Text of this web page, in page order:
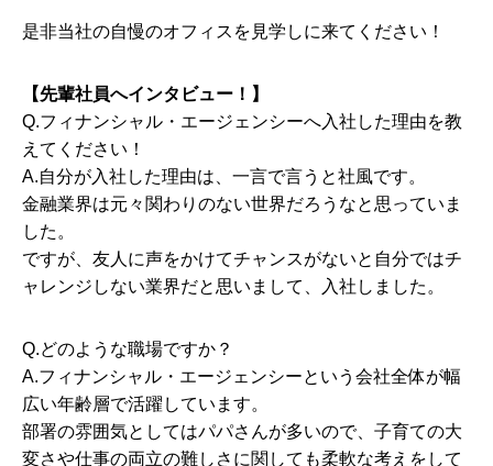
是非当社の自慢のオフィスを見学しに来てください！
【先輩社員へインタビュー！】
Q.フィナンシャル・エージェンシーへ入社した理由を教
えてください！
A.自分が入社した理由は、一言で言うと社風です。
金融業界は元々関わりのない世界だろうなと思っていま
した。
ですが、友人に声をかけてチャンスがないと自分ではチ
ャレンジしない業界だと思いまして、入社しました。
Q.どのような職場ですか？
A.フィナンシャル・エージェンシーという会社全体が幅
広い年齢層で活躍しています。
部署の雰囲気としてはパパさんが多いので、子育ての大
変さや仕事の両立の難しさに関しても柔軟な考えをして